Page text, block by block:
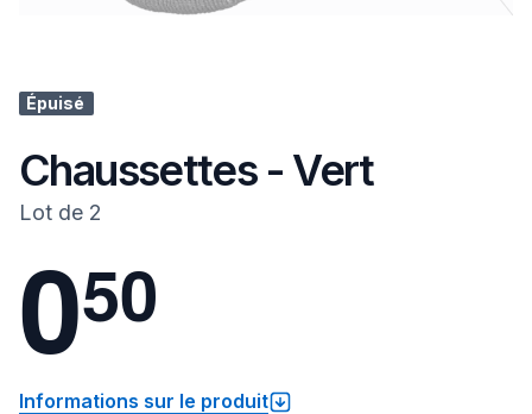
Épuisé
Chaussettes - Vert
Lot de 2
050
Informations sur le produit